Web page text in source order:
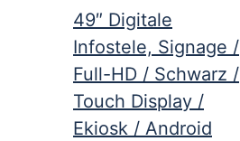
49″ Digitale
Infostele, Signage /
Full-HD / Schwarz /
Touch Display /
Ekiosk / Android